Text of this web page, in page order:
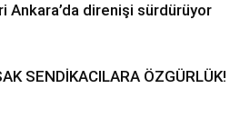
Ankara’da direnişi sürdürüyor
SENDİKACILARA ÖZGÜRLÜK!